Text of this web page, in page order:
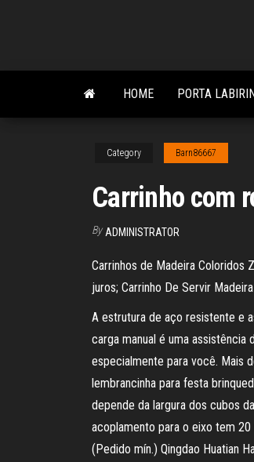
content
HOME PORTA
Category Barn86667
Carrinho com
By ADMINISTRATOR
Carrinhos de Madeira Coloridos
juros; Carrinho De Servir
A estrutura de aço resistente e
carga manual é uma
especialmente para você. Mais
lembrancinha para festa
depende da largura dos cubos
acoplamento para o eixo tem
(Pedido mín.) Qingdao Huatian